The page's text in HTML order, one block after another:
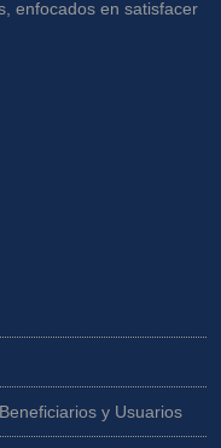
enfocados en satisfacer
y Usuarios